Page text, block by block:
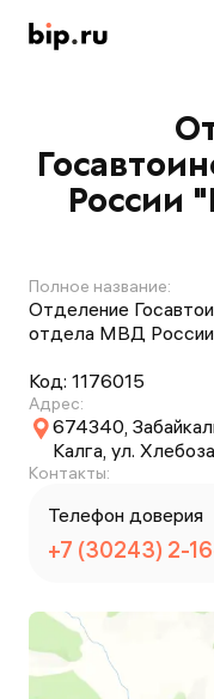
России
Полное название:
Отделение
отдела МВД России
Код: 1176015
Адрес:
674340,
Калга, ул.
Контакты:
Телефон доверия
+7 (30243) 2-